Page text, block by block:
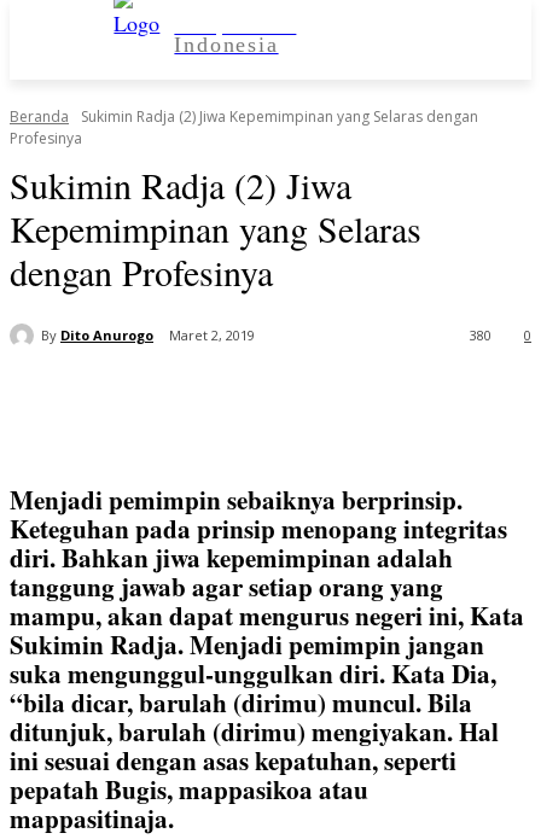
Indonesia
Beranda
Sukimin Radja (2) Jiwa Kepemimpinan yang Selaras dengan
Profesinya
Sukimin Radja (2) Jiwa
Kepemimpinan yang Selaras
dengan Profesinya
By Dito Anurogo Maret 2, 2019 0
380
Menjadi pemimpin sebaiknya berprinsip.
Keteguhan pada prinsip menopang integritas
diri. Bahkan jiwa kepemimpinan adalah
tanggung jawab agar setiap orang yang
mampu, akan dapat mengurus negeri ini, Kata
Sukimin Radja. Menjadi pemimpin jangan
suka mengunggul-unggulkan diri. Kata Dia,
“bila dicar, barulah (dirimu) muncul. Bila
ditunjuk, barulah (dirimu) mengiyakan. Hal
ini sesuai dengan asas kepatuhan, seperti
pepatah Bugis, mappasikoa atau
mappasitinaja.